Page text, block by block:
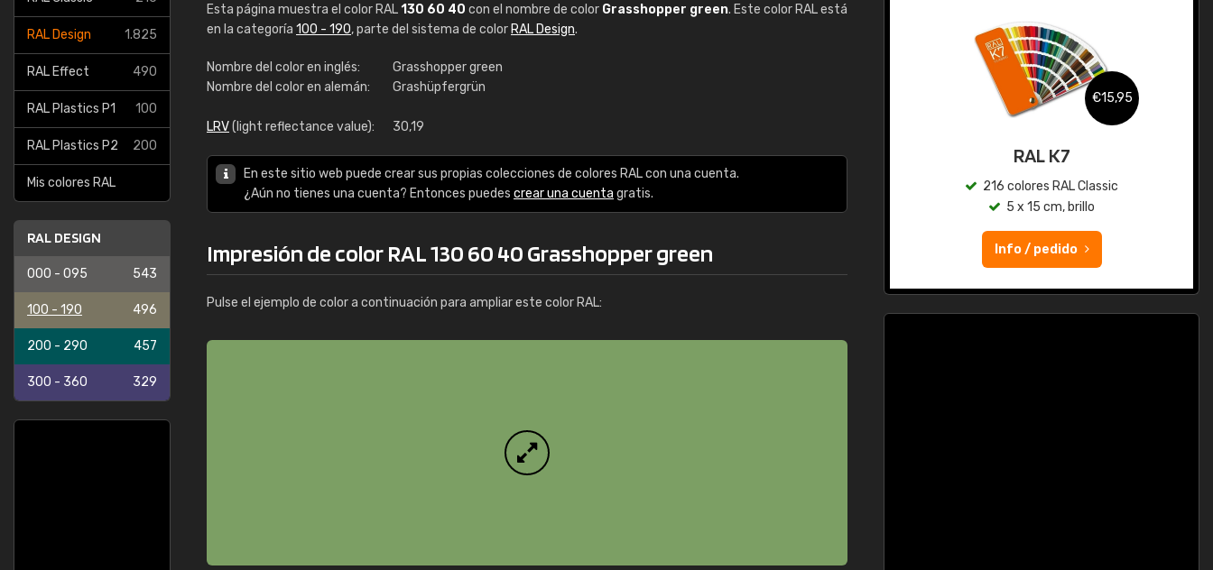
RAL Design 1.825
RAL Effect 490
RAL Plastics P1 100
RAL Plastics P2 200
Mis colores RAL
RAL DESIGN
000 - 095 543
100 - 190 496
200 - 290 457
300 - 360 329
Esta página muestra el color RAL130 60 40 con el nombre de color Grasshopper green. Este color RAL está
en la categoría 100 - 190, parte del sistema de color RAL Design.
Nombre del color en inglés:
Grasshopper green
Nombre del color en alemán:
Grashüpfergrün
LRV(light reflectance value): 30,19
En este sitio web puede crear sus propias colecciones de colores RAL con una cuenta.
¿Aún no tienes una cuenta? Entonces puedes crear una cuenta gratis.
Impresión de color RAL 130 60 40 Grasshopper green
Pulse el ejemplo de color a continuación para ampliar este color RAL:
RAL K7 a base de agua
Info / pedido
€15,95
RAL K7
216 colores RAL Classic
5 x 15 cm, brillo
Info / pedido